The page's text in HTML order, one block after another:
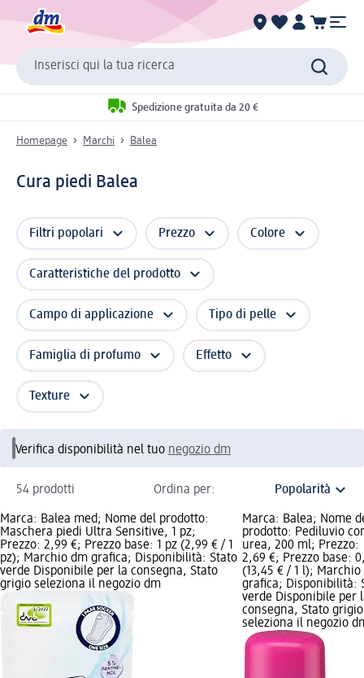
Inserisci qui la tua ricerca
Spedizione gratuita da 20 €
Homepage Marchi Balea
Cura piedi Balea
Filtri popolari Prezzo Colore
Caratteristiche del prodotto
Campo di applicazione Tipo di pelle
Famiglia di profumo Effetto
Texture
Verifica disponibilità nel tuo negozio dm
54 prodotti Ordina per:
Marca: Balea med; Nome del prodotto:
Maschera piedi Ultra Sensitive, 1 pz;
Prezzo: 2,99 €; Prezzo base: 1 pz (2,99 € / 1
pz); Marchio dm grafica; Disponibilità: Stato
verde Disponibile per la consegna, Stato
grigio seleziona il negozio dm
Marca: Balea; Nome
prodotto: Pediluvio
urea, 200 ml; Prezzo:
2,69 €; Prezzo base:
(13,45 € / 1 l); Marchio
grafica; Disponibilità:
verde Disponibile per
consegna, Stato grigio
seleziona il negozio